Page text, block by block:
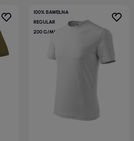
100% BAWEŁNA
REGULAR
200 G/M²